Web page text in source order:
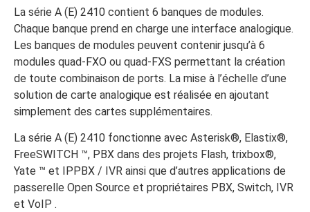
La série A (E) 2410 contient 6 banques de modules.
Chaque banque prend en charge une interface analogique.
Les banques de modules peuvent contenir jusqu’à 6
modules quad-FXO ou quad-FXS permettant la création
de toute combinaison de ports. La mise à l’échelle d’une
solution de carte analogique est réalisée en ajoutant
simplement des cartes supplémentaires.
La série A (E) 2410 fonctionne avec Asterisk®, Elastix®,
FreeSWITCH ™, PBX dans des projets Flash, trixbox®,
Yate ™ et IPPBX / IVR ainsi que d’autres applications de
passerelle Open Source et propriétaires PBX, Switch, IVR
et VoIP .